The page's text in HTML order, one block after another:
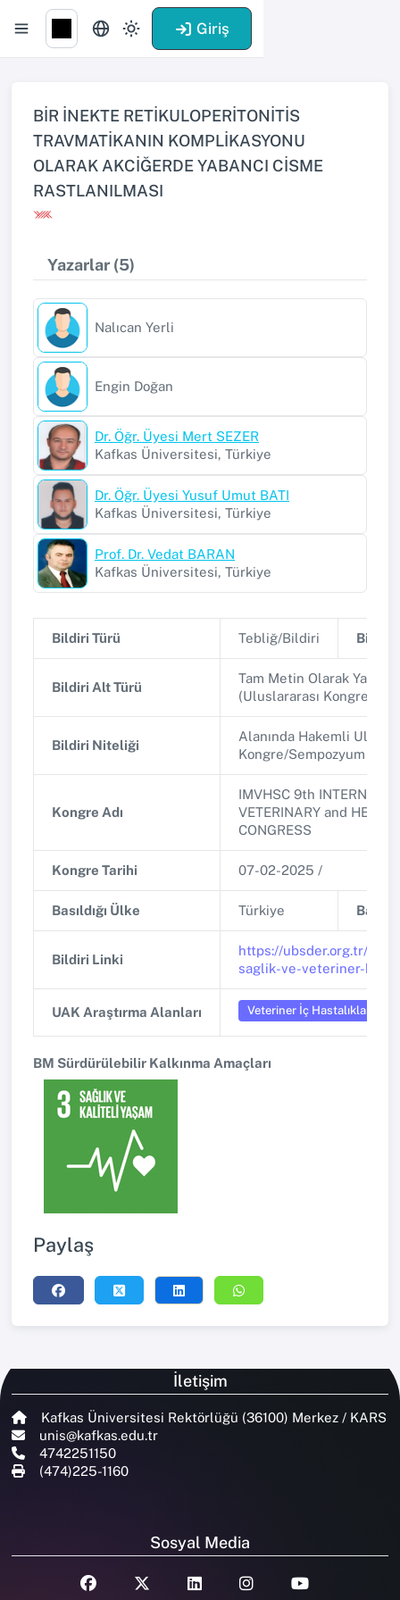
Giriş
BİR İNEKTE RETİKULOPERİTONİTİS
TRAVMATİKANIN KOMPLİKASYONU
OLARAK AKCİĞERDE YABANCI CİSME
RASTLANILMASI
Yazarlar (5)
Nalıcan Yerli
Engin Doğan
Dr. Öğr. Üyesi Mert SEZER
Kafkas Üniversitesi, Türkiye
Dr. Öğr. Üyesi Yusuf Umut BATI
Kafkas Üniversitesi, Türkiye
Prof. Dr. Vedat BARAN
Kafkas Üniversitesi, Türkiye
Bildiri Türü Tebliğ/Bildiri Bildiri
Bildiri Alt Türü
Tam Metin Olarak
(Uluslararası Kongre/
Bildiri Niteliği
Alanında Hakemli
Kongre/Sempozyum
Kongre Adı
IMVHSC 9th
VETERINARY and
CONGRESS
Kongre Tarihi 07-02-2025 /
Basıldığı Ülke Türkiye
Bildiri Linki
https://ubsder.org.tr/
saglik-ve-veteriner-
UAK Araştırma Alanları Veteriner İç Hastalıkları
BM Sürdürülebilir Kalkınma Amaçları
Paylaş
İletişim
Kafkas Üniversitesi Rektörlüğü (36100) Merkez / KARS
unis@kafkas.edu.tr
4742251150
(474)225-1160
Sosyal Media